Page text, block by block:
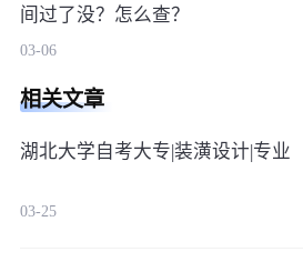
间过了没？怎么查？
03-06
相关文章
湖北大学自考大专|装潢设计|专业
03-25